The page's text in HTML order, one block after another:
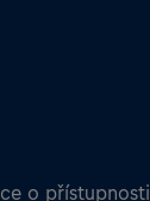
o přístupnosti